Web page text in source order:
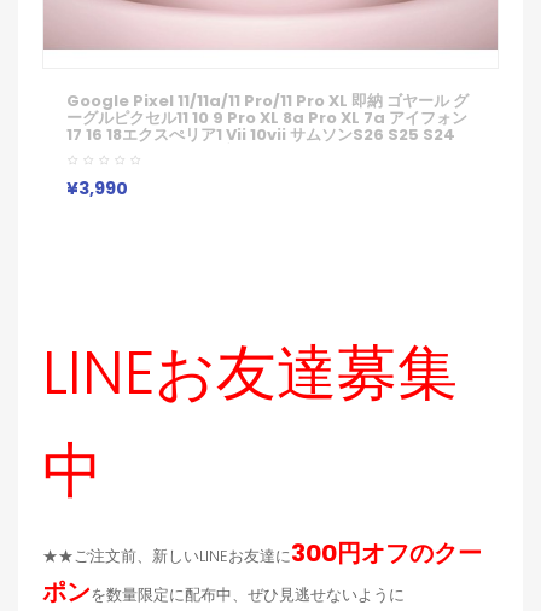
Google Pixel 11/11a/11 Pro/11 Pro XL 即納 ゴヤール グ
ーグルピクセル11 10 9 Pro XL 8a Pro XL 7a アイフォン
17 16 18エクスぺリア1 Vii 10vii サムソンs26 S25 S24
S23 Note20ケース ブランド Galaxy A55 A54 A36
S26/S25/S24 Ultraケース ゴヤール 幾何モチーフ金メ
ッキレザー調スマホケース
¥3,990
LINEお友達募集
中
★★ご注文前、新しいLINEお友達に300円オフのクー
ポンを数量限定に配布中、ぜひ見逃せないように